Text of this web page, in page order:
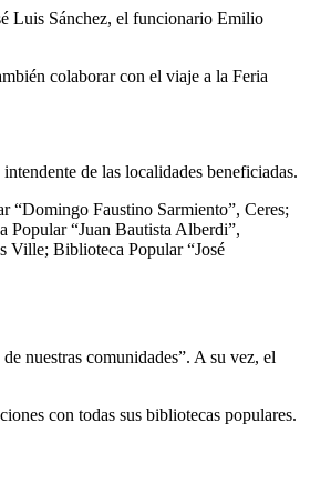
Luis Sánchez, el funcionario Emilio
colaborar con el viaje a la Feria
de las localidades beneficiadas.
Faustino Sarmiento”, Ceres;
“Juan Bautista Alberdi”,
Ville; Biblioteca Popular “José
nuestras comunidades”. A su vez, el
con todas sus bibliotecas populares.